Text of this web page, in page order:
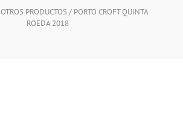
OTROS PRODUCTOS/ PORTO CROFT QUINTA
ROEDA 2018